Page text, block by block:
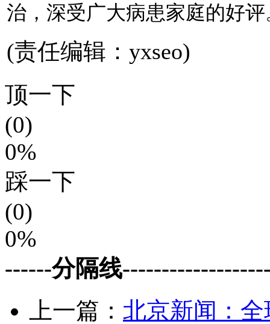
治，深受广大病患家庭的好评
(责任编辑：yxseo)
顶一下
(0)
0%
踩一下
(0)
0%
------分隔线
上一篇： 北京新闻：